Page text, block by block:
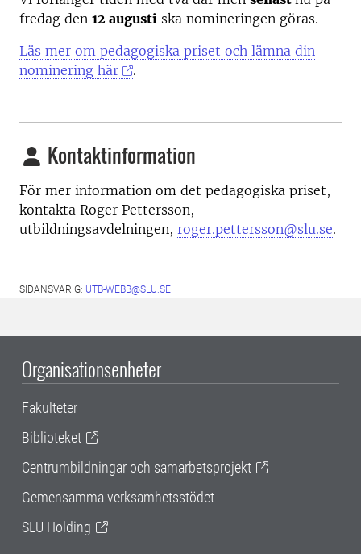
fredag den 12 augusti ska nomineringen göras.
Läs mer om pedagogiska priset och lämna din
nominering här
.
Kontaktinformation
För mer information om det pedagogiska priset,
kontakta Roger Pettersson,
utbildningsavdelningen, roger.pettersson@slu.se.
SIDANSVARIG: UTB-WEBB@SLU.SE
Organisationsenheter
Fakulteter
Biblioteket
Centrumbildningar och samarbetsprojekt
Gemensamma verksamhetsstödet
SLU Holding